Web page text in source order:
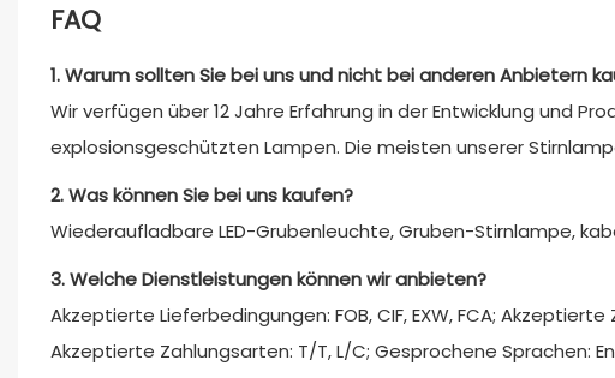
FAQ
1. Warum sollten Sie bei uns und nicht bei anderen Anbietern
Wir verfügen über 12 Jahre Erfahrung in der Entwicklung und
explosionsgeschützten Lampen. Die meisten unserer
2. Was können Sie bei uns kaufen?
Wiederaufladbare LED-Grubenleuchte, Gruben-Stirnlampe,
3. Welche Dienstleistungen können wir anbieten?
Akzeptierte Lieferbedingungen: FOB, CIF, EXW, FCA; Akzeptierte
Akzeptierte Zahlungsarten: T/T, L/C; Gesprochene Sprachen: